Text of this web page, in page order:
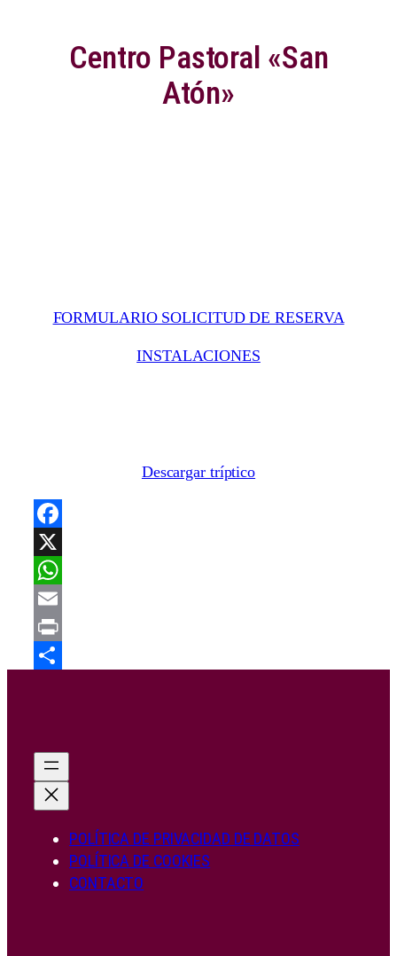
Centro Pastoral «San
Atón»
FORMULARIO SOLICITUD DE RESERVA
INSTALACIONES
Descargar tríptico
Facebook
X
WhatsApp
Email
Print
POLÍTICA DE PRIVACIDAD DE DATOS
POLÍTICA DE COOKIES
CONTACTO